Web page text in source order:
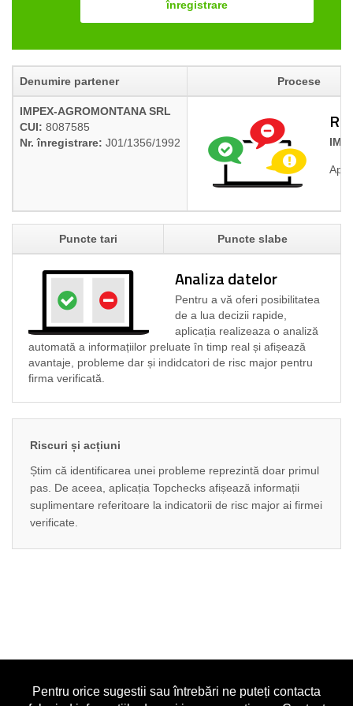
înregistrare
Denumire partener Procese
IMPEX-AGROMONTANA SRL
CUI: 8087585
Nr. înregistrare: J01/1356/1992
Puncte tari Puncte slabe
Analiza datelor
Pentru a vă oferi posibilitatea
de a lua decizii rapide,
aplicația realizeaza o analiză
automată a informațiilor preluate în timp real și afișează
avantaje, probleme dar și indidcatori de risc major pentru
firma verificată.
Riscuri și acțiuni
Știm că identificarea unei probleme reprezintă doar primul
pas. De aceea, aplicația Topchecks afișează informații
suplimentare referitoare la indicatorii de risc major ai firmei
verificate.
Pentru orice sugestii sau întrebări ne puteți contacta